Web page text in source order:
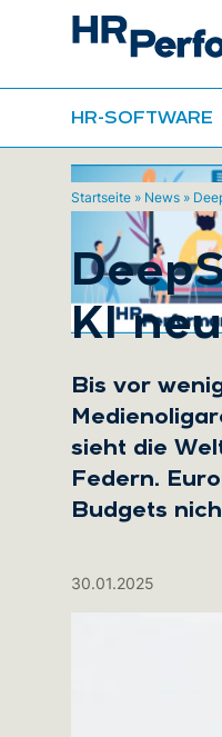
HR-SOFTWARE
Startseite » News »
KI neu
Bis vor
sieht die
Federn.
Budgets
30.01.2025